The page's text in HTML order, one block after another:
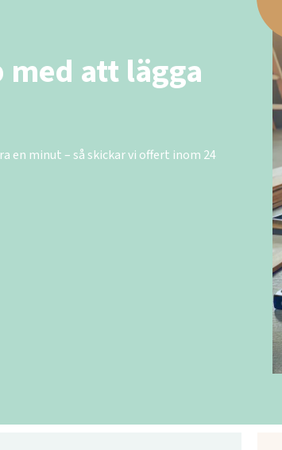
att lägga
en minut – så skickar vi offert inom 24